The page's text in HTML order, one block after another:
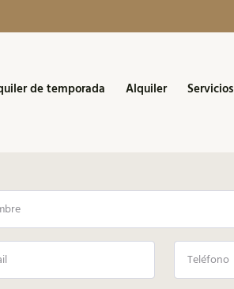
de temporada Alquiler Servicios